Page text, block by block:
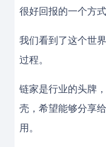
很好回报的一个方式
我们看到了这个世
过程。
链家是行业的头牌
壳，希望能够分享
用。